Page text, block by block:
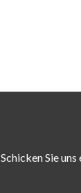
Schicken Sie